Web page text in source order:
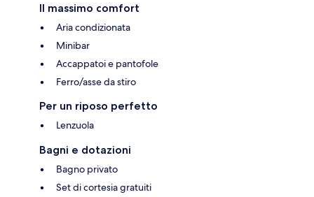
Il massimo comfort
Aria condizionata
Minibar
Accappatoi e pantofole
Ferro/asse da stiro
Per un riposo perfetto
Lenzuola
Bagni e dotazioni
Bagno privato
Set di cortesia gratuiti